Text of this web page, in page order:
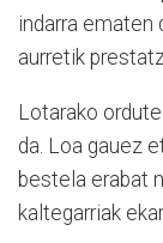
indarra ematen
aurretik
Lotarako
da. Loa gauez
bestela erabat
kaltegarriak